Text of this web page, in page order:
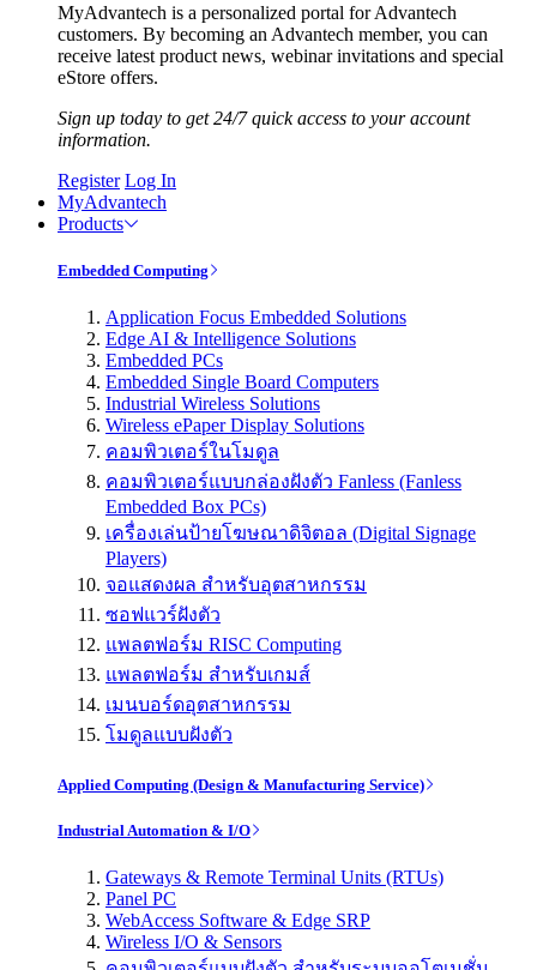
MyAdvantech is a personalized portal for Advantech
customers. By becoming an Advantech member, you can
receive latest product news, webinar invitations and special
eStore offers.
Sign up today to get 24/7 quick access to your account
information.
Register Log In
MyAdvantech
Products
Embedded Computing
Application Focus Embedded Solutions
Edge AI & Intelligence Solutions
Embedded PCs
Embedded Single Board Computers
Industrial Wireless Solutions
Wireless ePaper Display Solutions
คอมพิวเตอร์ในโมดูล
คอมพิวเตอร์แบบกล่องฝังตัว Fanless (Fanless
Embedded Box PCs)
เครื่องเล่นป้ายโฆษณาดิจิตอล (Digital Signage
Players)
จอแสดงผล สำหรับอุตสาหกรรม
ซอฟแวร์ฝังตัว
แพลตฟอร์ม RISC Computing
แพลตฟอร์ม สำหรับเกมส์
เมนบอร์ดอุตสาหกรรม
โมดูลแบบฝังตัว
Applied Computing (Design & Manufacturing Service)
Industrial Automation & I/O
Gateways & Remote Terminal Units (RTUs)
Panel PC
WebAccess Software & Edge SRP
Wireless I/O & Sensors